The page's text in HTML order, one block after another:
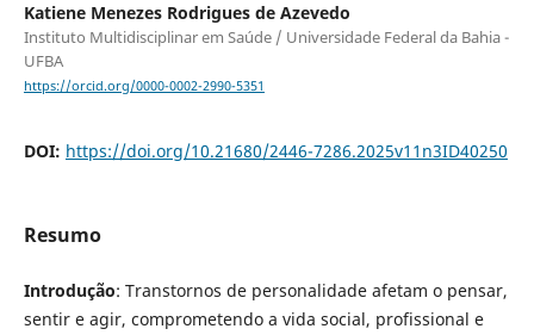
Katiene Menezes Rodrigues de Azevedo
Instituto Multidisciplinar em Saúde / Universidade Federal da Bahia -
UFBA
https://orcid.org/0000-0002-2990-5351
DOI: https://doi.org/10.21680/2446-7286.2025v11n3ID40250
Resumo
Introdução: Transtornos de personalidade afetam o pensar,
sentir e agir, comprometendo a vida social, profissional e